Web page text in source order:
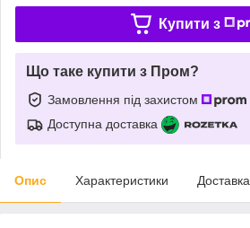
Купити з
Що таке купити з Пром?
Замовлення під захистом
Доступна доставка
Опис Характеристики Доставка